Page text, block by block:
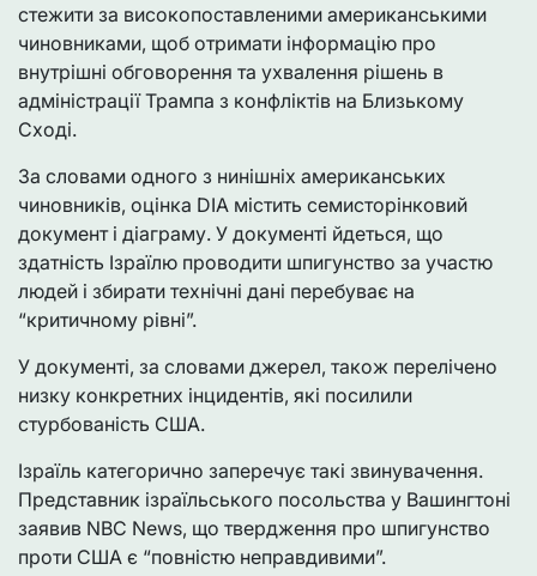
стежити за високопоставленими американськими
чиновниками, щоб отримати інформацію про
внутрішні обговорення та ухвалення рішень в
адміністрації Трампа з конфліктів на Близькому
Сході.
За словами одного з нинішніх американських
чиновників, оцінка DIA містить семисторінковий
документ і діаграму. У документі йдеться, що
здатність Ізраїлю проводити шпигунство за участю
людей і збирати технічні дані перебуває на
“критичному рівні”.
У документі, за словами джерел, також перелічено
низку конкретних інцидентів, які посилили
стурбованість США.
Ізраїль категорично заперечує такі звинувачення.
Представник ізраїльського посольства у Вашингтоні
заявив NBC News, що твердження про шпигунство
проти США є “повністю неправдивими”.